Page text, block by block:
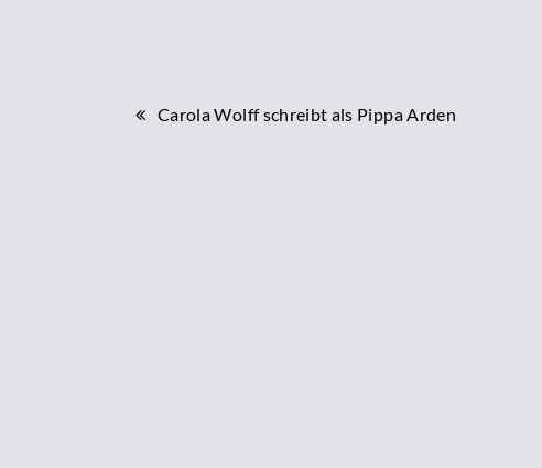
Beitragsnavigation
Carola Wolff schreibt als Pippa Arden